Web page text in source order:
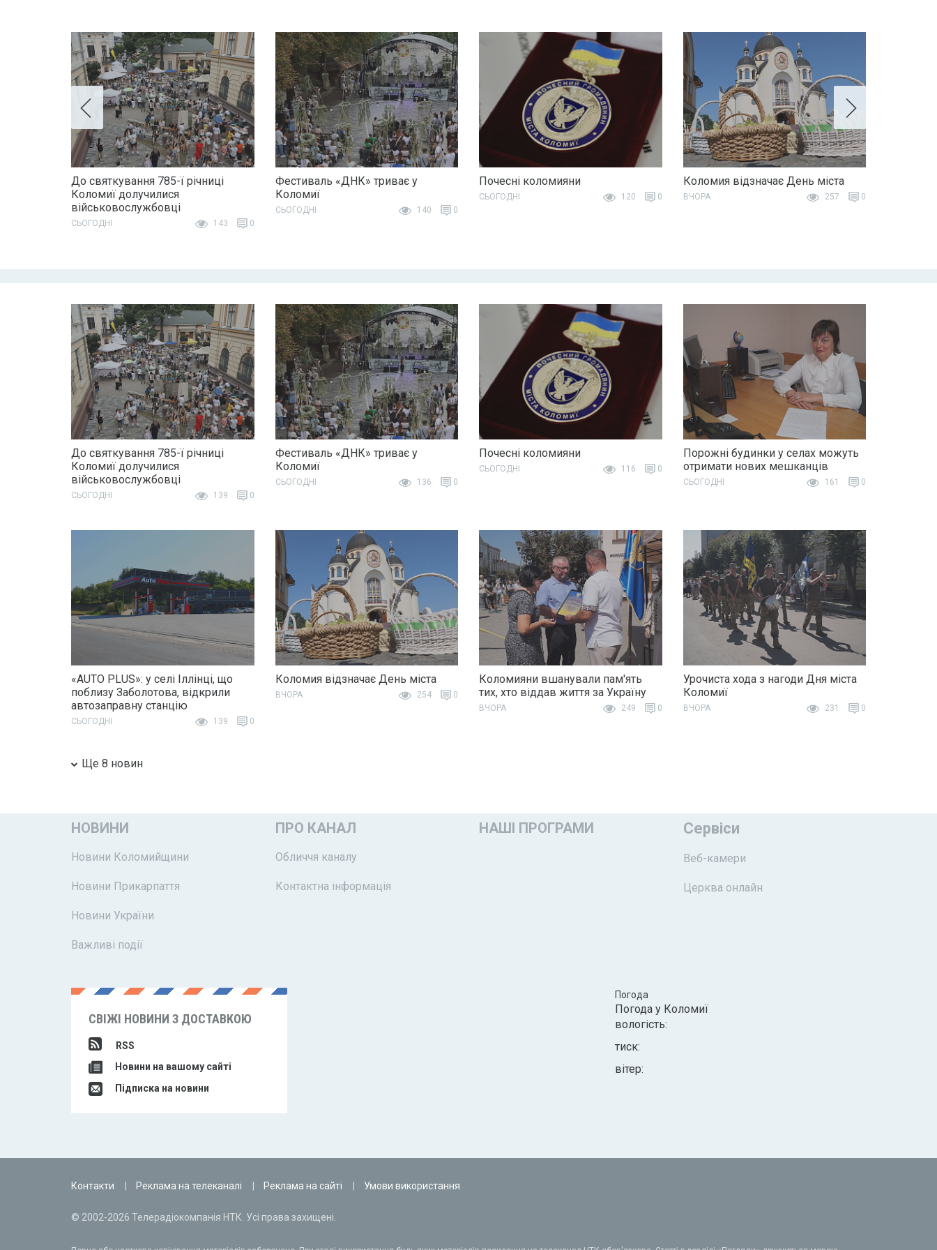
До святкування 785-ї річниці
Коломиї долучилися
військовослужбовці
СЬОГОДНІ 143 0
Фестиваль «ДНК» триває у
Коломиї
СЬОГОДНІ 140 0
Почесні коломияни
СЬОГОДНІ 120 0
Коломия відзначає День міста
ВЧОРА 257 0
До святкування 785-ї річниці
Коломиї долучилися
військовослужбовці
СЬОГОДНІ 139 0
Фестиваль «ДНК» триває у
Коломиї
СЬОГОДНІ 136 0
Почесні коломияни
СЬОГОДНІ 116 0
Порожні будинки у селах можуть
отримати нових мешканців
СЬОГОДНІ 161 0
«AUTO PLUS»: у селі Іллінці, що
поблизу Заболотова, відкрили
автозаправну станцію
СЬОГОДНІ 139 0
Коломия відзначає День міста
ВЧОРА 254 0
Коломияни вшанували пам'ять
тих, хто віддав життя за Україну
ВЧОРА 249 0
Урочиста хода з нагоди Дня міста
Коломиї
ВЧОРА 231 0
Ще 8 новин
НОВИНИ
Новини Коломийщини
Новини Прикарпаття
Новини України
Важливі події
ПРО КАНАЛ
Обличчя каналу
Контактна інформація
НАШІ ПРОГРАМИ Сервіси
Веб-камери
Церква онлайн
СВІЖІ НОВИНИ З ДОСТАВКОЮ
RSS
Новини на вашому сайті
Підписка на новини
Погода
Погода у Коломиї
вологість:
тиск:
вітер:
Контакти Реклама на телеканалі Реклама на сайті Умови використання
© 2002-2026 Телерадіокомпанія НТК. Усі права захищені.